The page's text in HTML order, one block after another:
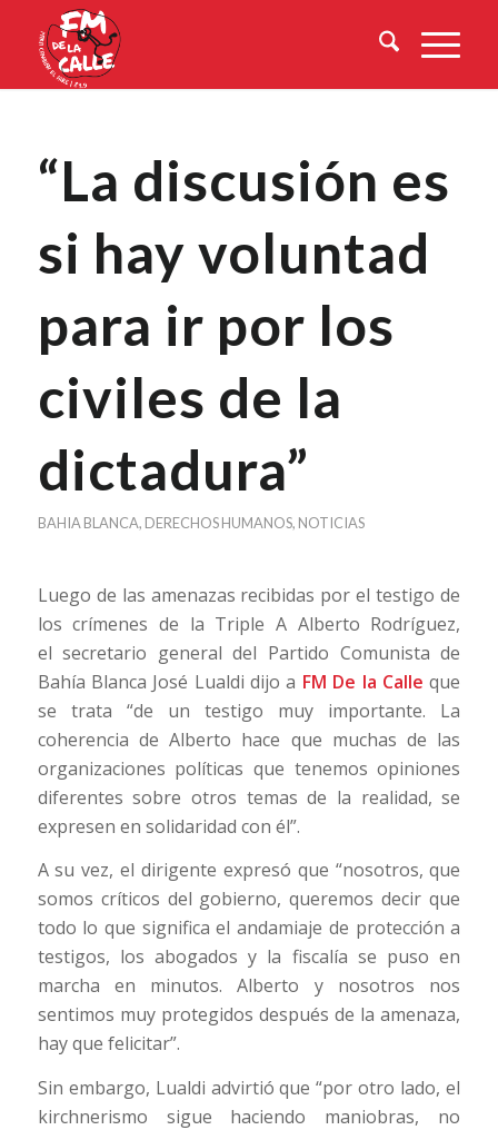
“La discusión es
si hay voluntad
para ir por los
civiles de la
dictadura”
BAHIA BLANCA, DERECHOS HUMANOS, NOTICIAS
Luego de las amenazas recibidas por el testigo de
los crímenes de la Triple A Alberto Rodríguez,
el secretario general del Partido Comunista de
Bahía Blanca José Lualdi dijo a FM De la Calle que
se trata “de un testigo muy importante. La
coherencia de Alberto hace que muchas de las
organizaciones políticas que tenemos opiniones
diferentes sobre otros temas de la realidad, se
expresen en solidaridad con él”.
A su vez, el dirigente expresó que “nosotros, que
somos críticos del gobierno, queremos decir que
todo lo que significa el andamiaje de protección a
testigos, los abogados y la fiscalía se puso en
marcha en minutos. Alberto y nosotros nos
sentimos muy protegidos después de la amenaza,
hay que felicitar”.
Sin embargo, Lualdi advirtió que “por otro lado, el
kirchnerismo sigue haciendo maniobras, no